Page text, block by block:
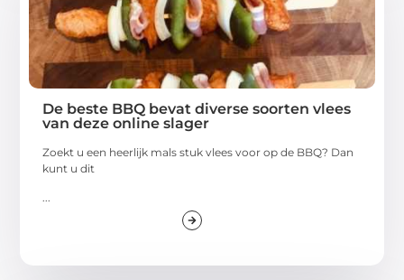
De beste BBQ bevat diverse soorten vlees
van deze online slager
Zoekt u een heerlijk mals stuk vlees voor op de BBQ? Dan
kunt u dit
...